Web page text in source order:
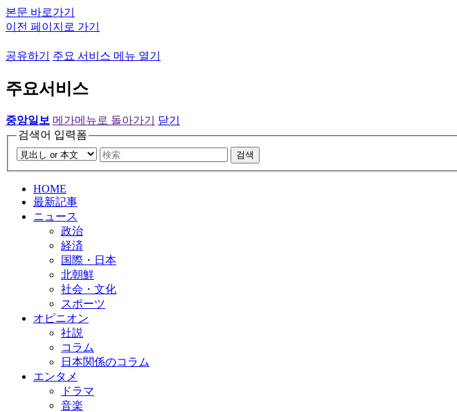
본문 바로가기
이전 페이지로 가기
공유하기 주요 서비스 메뉴 열기
주요서비스
중앙일보 메가메뉴로 돌아가기
닫기
검색어 입력폼
검색
HOME
最新記事
ニュース
政治
経済
国際・日本
北朝鮮
社会・文化
スポーツ
オピニオン
社説
コラム
日本関係のコラム
エンタメ
ドラマ
音楽